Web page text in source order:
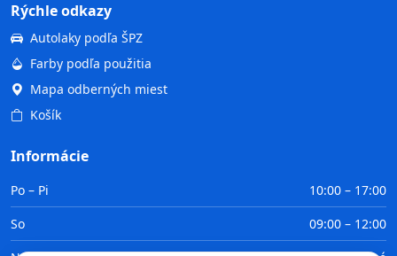
Rýchle odkazy
Autolaky podľa ŠPZ
Farby podľa použitia
Mapa odberných miest
Košík
Informácie
Po – Pi
10:00 – 17:00
So
09:00 – 12:00